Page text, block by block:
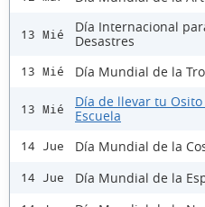
13 Mié
Día Internacional
Desastres
13 Mié Día Mundial de la
13 Mié
Día de llevar tu
Escuela
14 Jue Día Mundial de la
14 Jue Día Mundial de la